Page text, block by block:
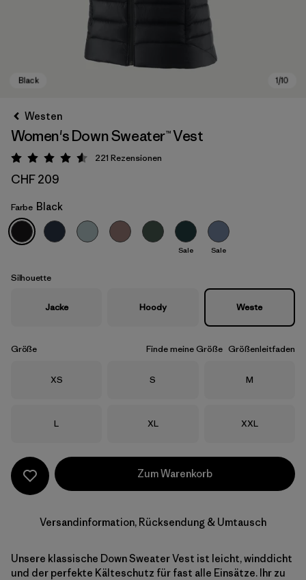
Black
Westen
Women's Down Sweater™ Vest
Bewertung: 4.6 / 5
221 Rezensionen
CHF 209
Farbe Black
Sale Sale
Silhouette
Jacke Hoody Weste
Größe Finde meine Größe Größenleitfaden
Größe
XS Größe
S Größe
M
Größe
L Größe
XL Größe
XXL
Zum Warenkorb
Versandinformation, Rücksendung & Umtausch
Unsere klassische Down Sweater Vest ist leicht, winddicht
und der perfekte Kälteschutz für fast alle Einsätze. Ihr zu